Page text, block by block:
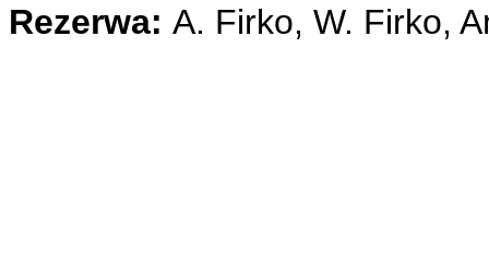
Rezerwa: A. Firko, W. Firko,